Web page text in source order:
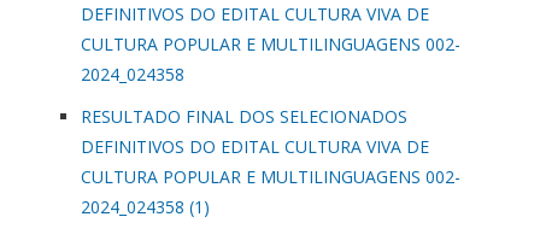
DEFINITIVOS DO EDITAL CULTURA VIVA DE
CULTURA POPULAR E MULTILINGUAGENS 002-
2024_024358
RESULTADO FINAL DOS SELECIONADOS
DEFINITIVOS DO EDITAL CULTURA VIVA DE
CULTURA POPULAR E MULTILINGUAGENS 002-
2024_024358 (1)